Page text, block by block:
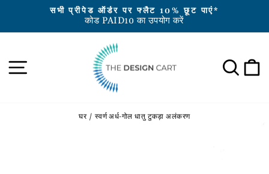
जाएं
स्लाइड
सभी प्रीपेड ऑर्डर पर फ्लैट 10% छूट पाएं*
कोड PAID10 का उपयोग करें
साइट नेविगेशन खोज
घर / स्वर्ण अर्ध-गोल धातु टुकड़ा अलंकरण